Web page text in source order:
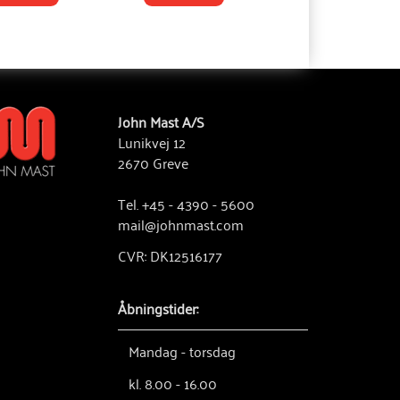
John Mast A/S
Lunikvej 12
2670 Greve
Tel. +45 - 4390 - 5600
mail@johnmast.com
CVR: DK12516177
Åbningstider:
Mandag - torsdag
kl. 8.00 - 16.00